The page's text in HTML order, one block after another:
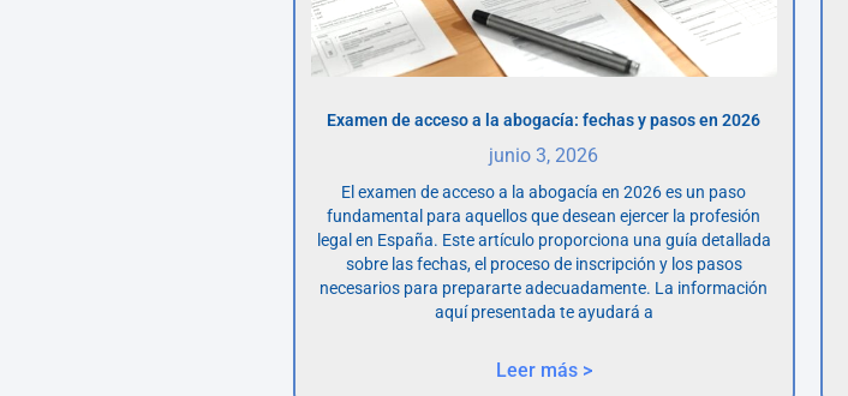
Examen de acceso a la abogacía: fechas y pasos en 2026
junio 3, 2026
El examen de acceso a la abogacía en 2026 es un paso
fundamental para aquellos que desean ejercer la profesión
legal en España. Este artículo proporciona una guía detallada
sobre las fechas, el proceso de inscripción y los pasos
necesarios para prepararte adecuadamente. La información
aquí presentada te ayudará a
Leer más >